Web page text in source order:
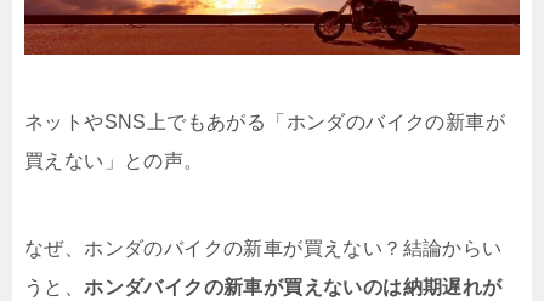
ネットやSNS上でもあがる「ホンダのバイクの新車が
買えない」との声。
なぜ、ホンダのバイクの新車が買えない？結論からい
うと、ホンダバイクの新車が買えないのは納期遅れが